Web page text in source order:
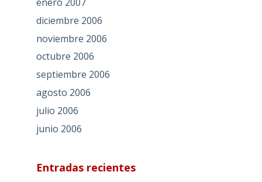
diciembre 2006
noviembre 2006
octubre 2006
septiembre 2006
agosto 2006
julio 2006
junio 2006
Entradas recientes